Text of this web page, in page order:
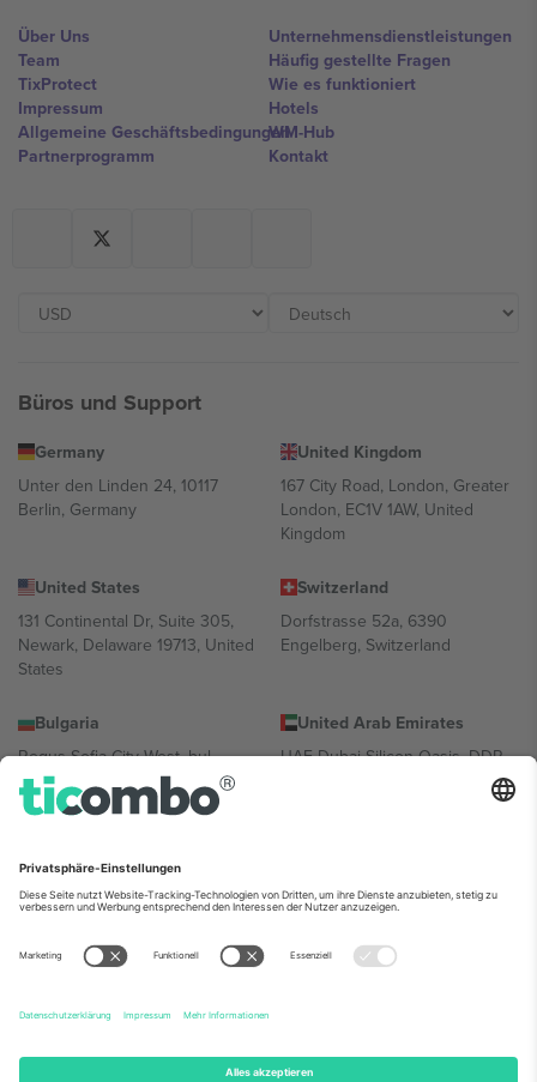
Über Uns
Team
TixProtect
Impressum
Allgemeine Geschäftsbedingungen
Partnerprogramm
Unternehmensdienstleistungen
Häufig gestellte Fragen
Wie es funktioniert
Hotels
WM-Hub
Kontakt
Büros und Support
Germany
Unter den Linden 24, 10117
Berlin, Germany
United Kingdom
167 City Road, London, Greater
London, EC1V 1AW, United
Kingdom
United States
131 Continental Dr, Suite 305,
Newark, Delaware 19713, United
States
Switzerland
Dorfstrasse 52a, 6390
Engelberg, Switzerland
Bulgaria
Regus Sofia City West, bul
Totleben 53-55, 1606 Sofia,
Bulgaria
United Arab Emirates
UAE Dubai Silicon Oasis, DDP
Building A1, Office 302, Dubai,
Mexico
Av Chapultepec 360, Roma
Norte, Cuauhtémoc, 06700
Ciudad de México, CDMX,
Mexico
Die juristische Person des Plattformanbieters kann je nach
Informationen finden Sie auf der jeweiligen Veranstaltungsseite, im